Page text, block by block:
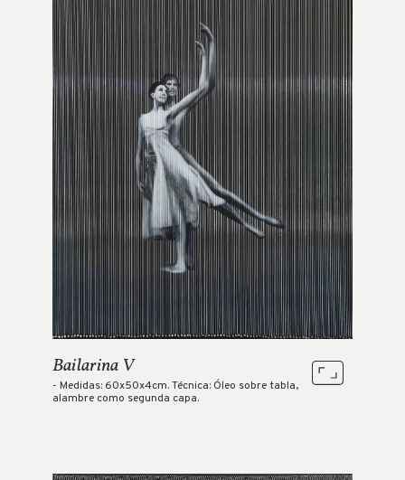
Bailarina V
- Medidas: 60x50x4cm. Técnica: Óleo sobre tabla,
alambre como segunda capa.